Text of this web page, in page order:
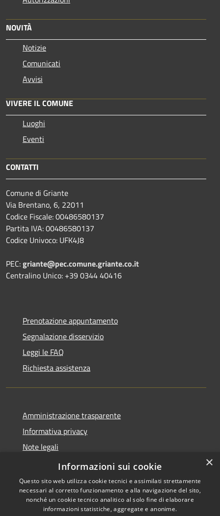
NOVITÀ
Notizie
Comunicati
Avvisi
VIVERE IL COMUNE
Luoghi
Eventi
CONTATTI
Comune di Griante
Via Brentano, 6, 22011
Codice Fiscale: 00486580137
Partita IVA: 00486580137
Codice Univoco: UFK4J8
PEC:griante@pec.comune.griante.co.it
Centralino Unico: +39 0344 40416
Prenotazione appuntamento
Segnalazione disservizio
Leggi le FAQ
Richiesta assistenza
Amministrazione trasparente
Informativa privacy
Note legali
Dichiarazione di accessibilità
Copyright © 2026 • Comune di
×
Informazioni sui cookie
Questo sito web utilizza cookie tecnici e assimilati strettamente
necessari al corretto funzionamento e alla navigazione del sito,
nonché un cookie tecnico analitico al solo fine di elaborare
informazioni statistiche, aggregate e anonime.